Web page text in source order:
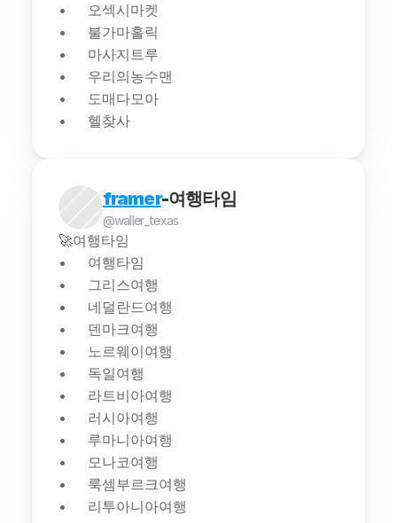
오섹시마켓
불가마홀릭
마사지트루
우리의농수맨
도매다모아
헬찾사
framer-여행타임
@waller_texas
🚀여행타임
여행타임
그리스여행
네덜란드여행
덴마크여행
노르웨이여행
독일여행
라트비아여행
러시아여행
루마니아여행
모나코여행
룩셈부르크여행
리투아니아여행